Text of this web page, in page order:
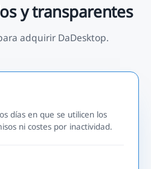
y transparentes
adquirir DaDesktop.
días en que se utilicen los
ni costes por inactividad.